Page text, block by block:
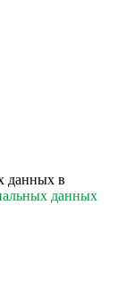
данных в
данных